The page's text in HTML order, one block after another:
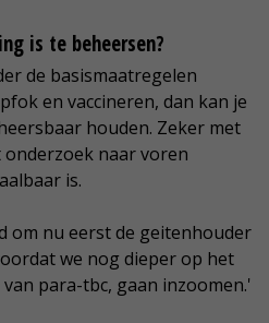
is te beheersen?
de basismaatregelen
en vaccineren, dan kan je
houden. Zeker met
naar voren
is.
om nu eerst de geitenhouder
we nog dieper op het
para-tbc, gaan inzoomen.'